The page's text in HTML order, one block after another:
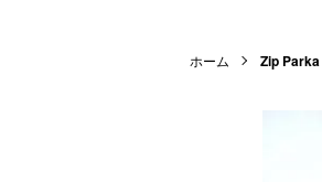
ホーム Zip Parka